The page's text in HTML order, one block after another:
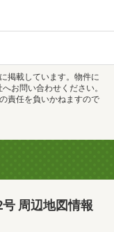
掲載しています。物件に
お問い合わせください。
責任を負いかねますので
周辺地図情報